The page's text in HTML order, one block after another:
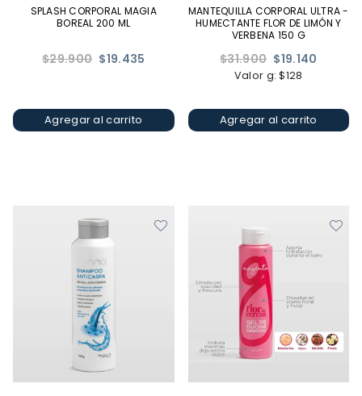
SPLASH CORPORAL MAGIA
BOREAL 200 ML
Precio
$29.900 $19.435
Agregar al carrito
MANTEQUILLA CORPORAL ULTRA -
HUMECTANTE FLOR DE LIMÓN Y
VERBENA 150 G
Precio
habitual
$31.900 $19.140
Valor g: $128
Agregar al carrito